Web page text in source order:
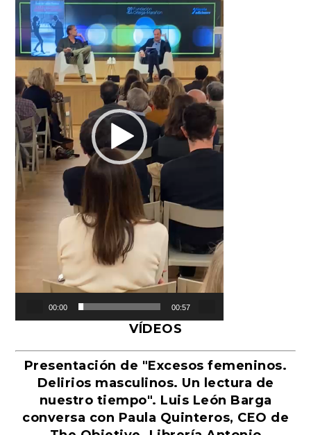
00:00 00:57
VÍDEOS
Presentación de "Excesos femeninos.
Delirios masculinos. Un lectura de
nuestro tiempo". Luis León Barga
conversa con Paula Quinteros, CEO de